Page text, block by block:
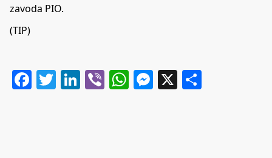
zavoda PIO.
(TIP)
Facebook
Twitter
LinkedIn
ViberWhatsApp
Messenger
X